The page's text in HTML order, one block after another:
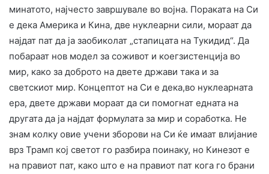
минатото, најчесто завршувале во војна. Пораката на Си
е дека Америка и Кина, две нуклеарни сили, мораат да
најдат пат да ја заобиколат „стапицата на Тукидид“. Да
побараат нов модел за соживот и коегзистенција во
мир, како за доброто на двете држави така и за
светскиот мир. Концептот на Си е дека,во нуклеарната
ера, двете држави мораат да си помогнат едната на
другата да ја најдат формулата за мир и соработка. Не
знам колку овие учени зборови на Си ќе имаат влијание
врз Трамп кој светот го разбира поинаку, но Кинезот е
на правиот пат, како што е на правиот пат кога го брани